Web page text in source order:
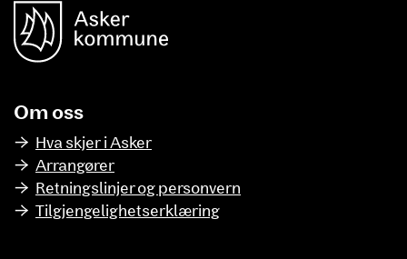
Om oss
Hva skjer i Asker
Arrangører
Retningslinjer og personvern
Tilgjengelighetserklæring